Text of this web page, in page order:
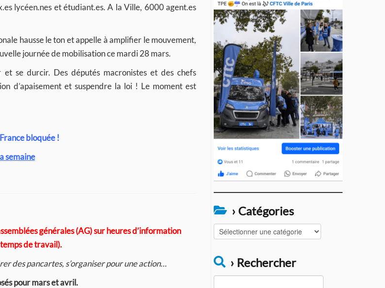
lycéen.nes et étudiant.es. A la Ville, 6000 agent.es
hausse le ton et appelle à amplifier le mouvement,
journée de mobilisation ce mardi 28 mars.
se durcir. Des députés macronistes et des chefs
d’apaisement et suspendre la loi ! Le moment est
bloquée !
semaine
générales (AG) sur heures d’information
de travail).
des pancartes, s’organiser pour une action…
pour mars et avril.
› Catégories
Catégories
› Rechercher